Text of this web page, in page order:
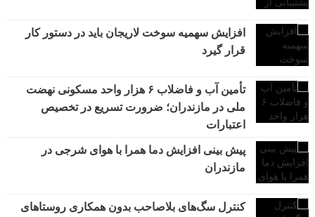
افزایش سهمیه سوخت لاریجان باید در دستور کار
قرار گیرد
تأمین آب و فاضلاب ۶ هزار واحد مسکونی نهضت
ملی در مازندران؛ ضرورت تسریع در تخصیص
اعتبارات
پیش بینی افزایش دما همرا با هوای شرجی در
مازندران
کنترل سگ‌های بلاصاحب بدون همکاری روستاهای